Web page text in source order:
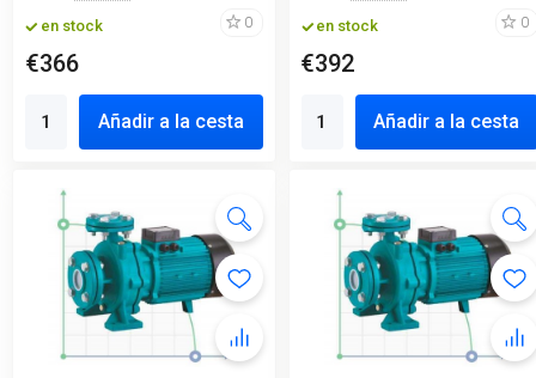
en stock 0
€366
Añadir a la cesta
en stock 0
€392
Añadir a la cesta